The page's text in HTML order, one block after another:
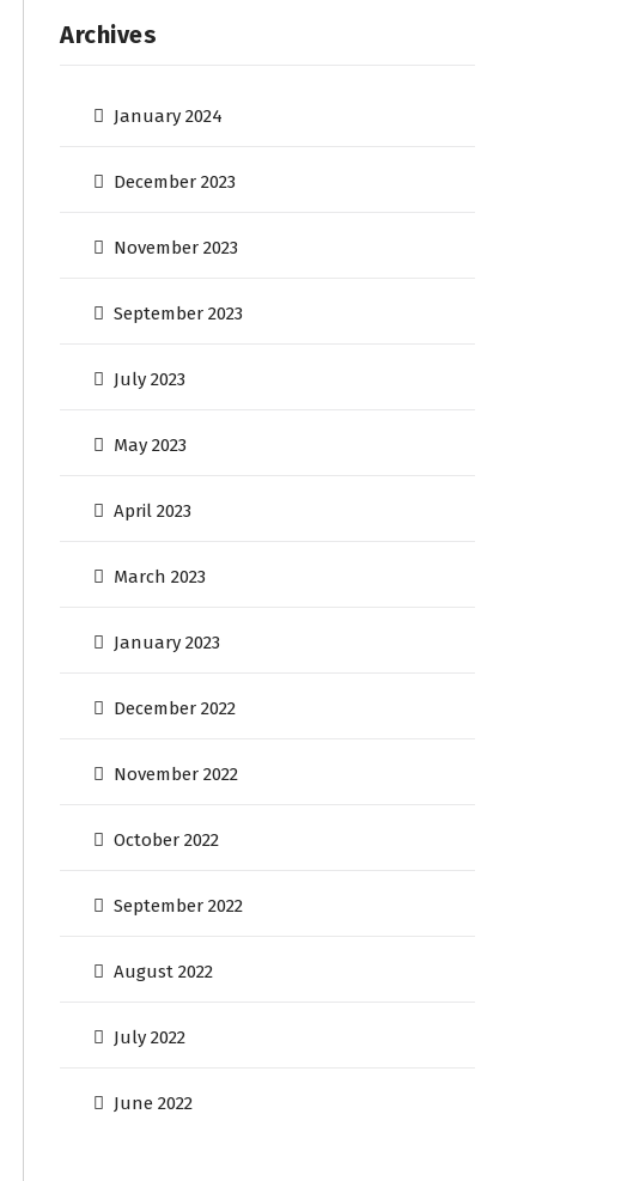
Archives
January 2024
December 2023
November 2023
September 2023
July 2023
May 2023
April 2023
March 2023
January 2023
December 2022
November 2022
October 2022
September 2022
August 2022
July 2022
June 2022